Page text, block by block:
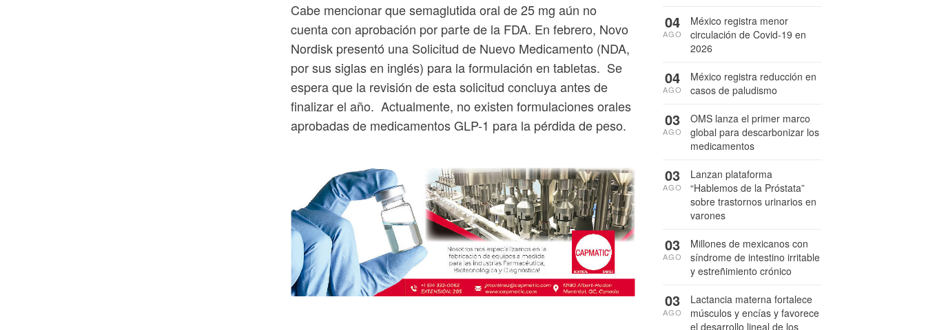
Cabe mencionar que semaglutida oral de 25 mg aún no
cuenta con aprobación por parte de la FDA. En febrero, Novo
Nordisk presentó una Solicitud de Nuevo Medicamento (NDA,
por sus siglas en inglés) para la formulación en tabletas. Se
espera que la revisión de esta solicitud concluya antes de
finalizar el año. Actualmente, no existen formulaciones orales
aprobadas de medicamentos GLP-1 para la pérdida de peso.
México registra menor
circulación de Covid-19 en
2026
04
AGO
México registra reducción en
casos de paludismo
04
AGO
OMS lanza el primer marco
global para descarbonizar los
medicamentos
03
AGO
Lanzan plataforma
“Hablemos de la Próstata”
sobre trastornos urinarios en
varones
03
AGO
Millones de mexicanos con
síndrome de intestino irritable
y estreñimiento crónico
03
AGO
Lactancia materna fortalece
músculos y encías y favorece
el desarrollo lineal de los
03
AGO